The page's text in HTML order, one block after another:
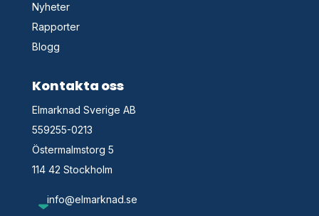
Nyheter
Rapporter
Blogg
Kontakta oss
Elmarknad Sverige AB
559255-0213
Östermalmstorg 5
114 42 Stockholm
info@elmarknad.se